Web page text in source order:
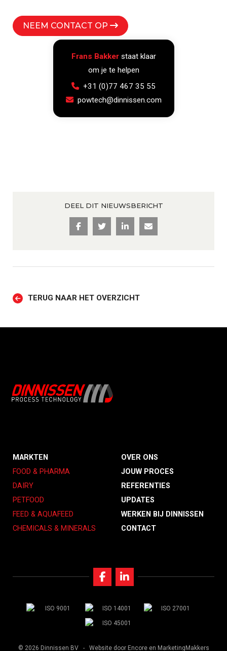
NEEM CONTACT OP
Frans Bakkerstaat klaar
om je te helpen
+31 (0)77 467 35 55
powtech@dinnissen.com
DEEL DIT NIEUWSBERICHT
TERUG NAAR HET OVERZICHT
MARKTEN
FOOD & PHARMA
DAIRY
PETFOOD
FEED & AQUAFEED
CHEMICALS & MINERALS
OVER ONS
JOUW PROCES
REFERENTIES
UPDATES
WERKEN BIJ DINNISSEN
CONTACT
© 2026 Dinnissen BV - Website door Encore en MarketingMakkers